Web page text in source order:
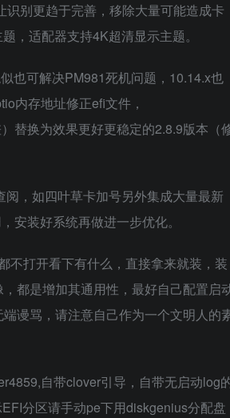
别更趋于完善，移除大量可能造成卡
，适配器支持4K超清显示主题。
也可解决PM981死机问题，10.14.x也
内存地址修正efi文件，
替换为效果更好更稳定的2.8.9版本（
，如四叶草卡加号另外集成大量最新
安装好系统再做进一步优化。
不打开看下有什么，直接拿来就装，装
都是增加其通用性，最好自己配置启
谩骂，请注意自己作为一个文明人的
自带clover引导，自带无启动log
分区请手动pe下用diskgenius分配盘